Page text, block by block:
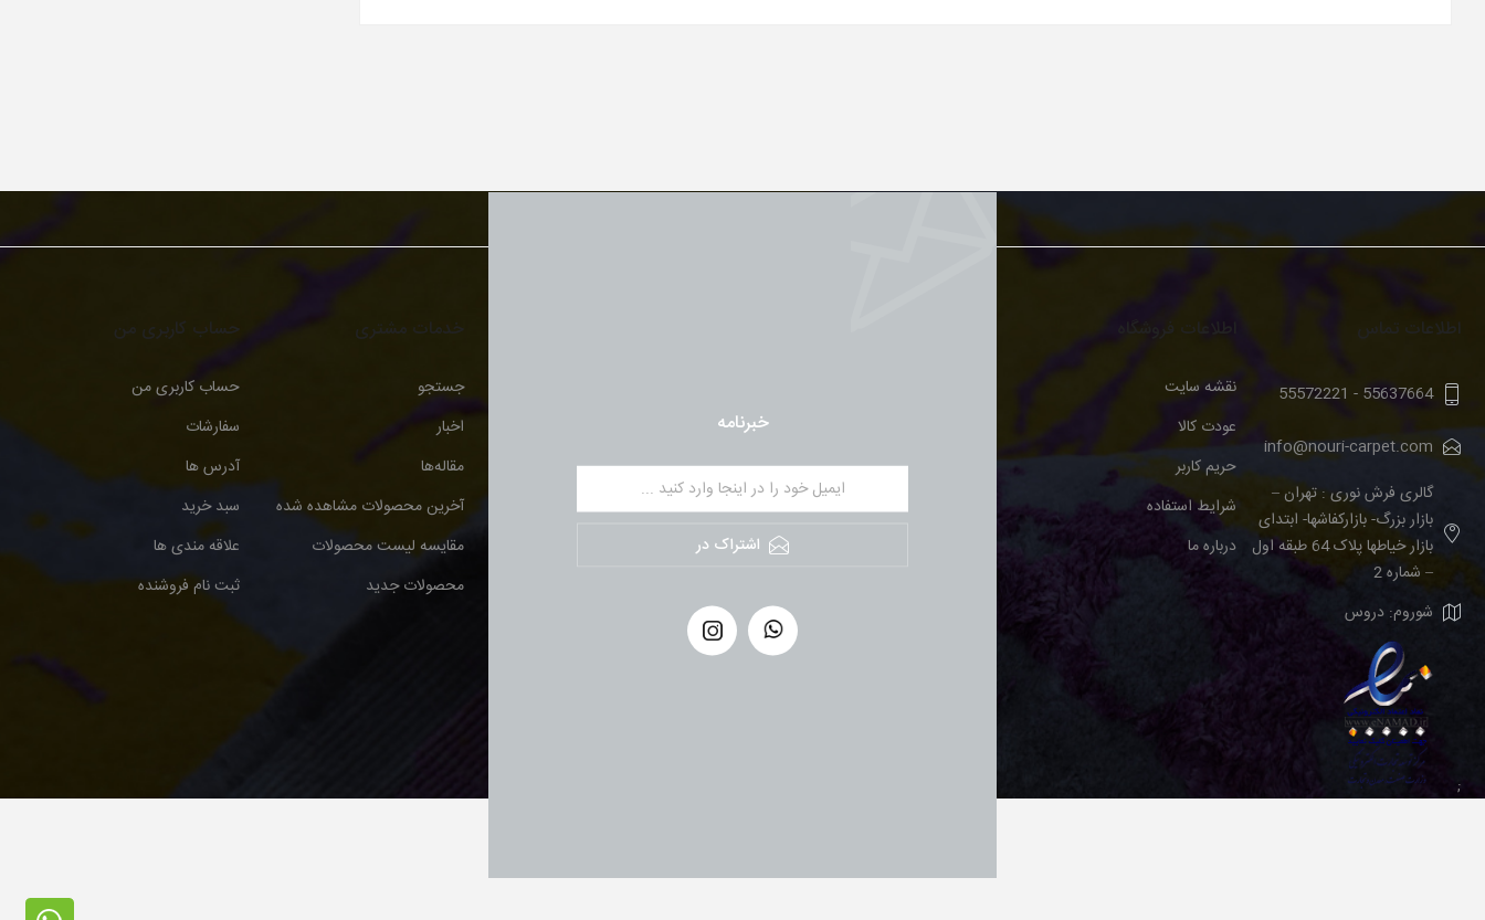
خبرنامه
اشتراک در
اطلاعات تماس
55637664
-
55572221
info@nouri-carpet.com
گالری فرش نوری : تهران –
بازار بزرگ- بازارکفاشها- ابتدای
بازار خیاطها پلاک 64 طبقه اول
– شماره 2
شوروم: دروس
;
اطلاعات فروشگاه
نقشه سایت
عودت کالا
حریم کاربر
شرایط استفاده
درباره ما
خدمات مشتری
جستجو
اخبار
مقاله‌ها
آخرین محصولات مشاهده شده
مقایسه لیست محصولات
محصولات جدید
حساب کاربری من
حساب کاربری من
سفارشات
آدرس ها
سبد خرید
علاقه مندی ها
ثبت نام فروشنده